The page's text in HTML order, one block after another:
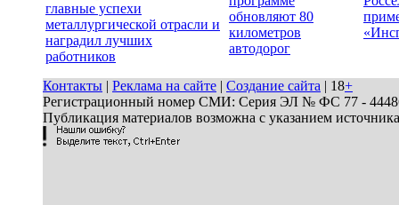
главные успехи
металлургической отрасли и
наградил лучших
работников
обновляют 80
километров
автодорог
Контакты | Реклама на сайте | Создание сайта | 18+
Регистрационный номер СМИ: Серия ЭЛ № ФС 77 - 44486
Публикация материалов возможна с указанием